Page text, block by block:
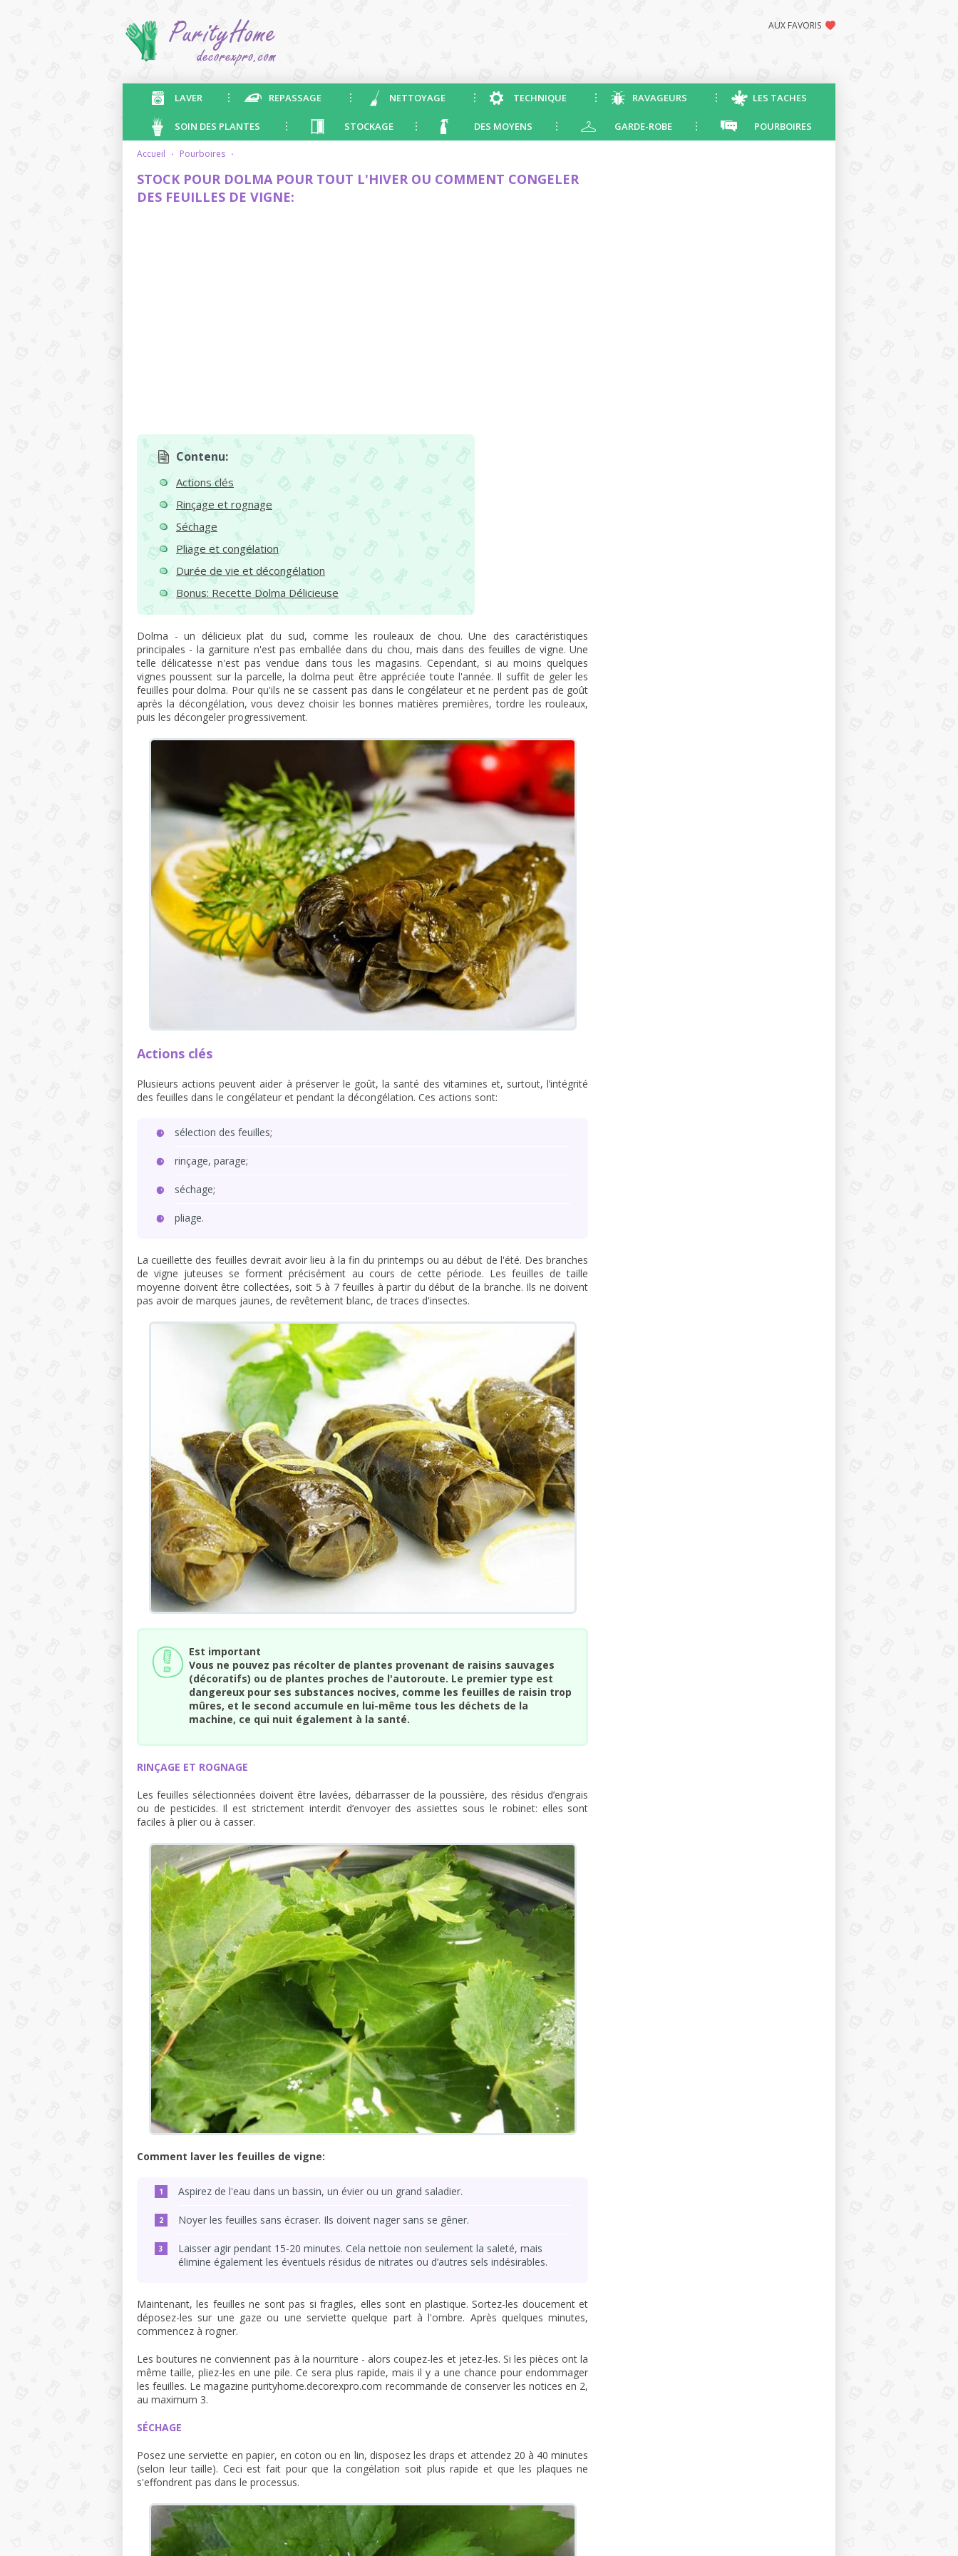
AUX FAVORIS
LAVER REPASSAGE NETTOYAGE TECHNIQUE RAVAGEURS LES TACHES
SOIN DES PLANTES STOCKAGE DES MOYENS GARDE-ROBE POURBOIRES
accueil · pourboires ·
STOCK POUR DOLMA POUR TOUT L'HIVER OU COMMENT CONGELER
DES FEUILLES DE VIGNE:
Contenu:
Actions clés
Rinçage et rognage
Séchage
Pliage et congélation
Durée de vie et décongélation
Bonus: Recette Dolma Délicieuse
Dolma - un délicieux plat du sud, comme les rouleaux de chou. Une des caractéristiques
principales - la garniture n'est pas emballée dans du chou, mais dans des feuilles de vigne. Une
telle délicatesse n'est pas vendue dans tous les magasins. Cependant, si au moins quelques
vignes poussent sur la parcelle, la dolma peut être appréciée toute l'année. Il suffit de geler les
feuilles pour dolma. Pour qu'ils ne se cassent pas dans le congélateur et ne perdent pas de goût
après la décongélation, vous devez choisir les bonnes matières premières, tordre les rouleaux,
puis les décongeler progressivement.
Actions clés
Plusieurs actions peuvent aider à préserver le goût, la santé des vitamines et, surtout, l’intégrité
des feuilles dans le congélateur et pendant la décongélation. Ces actions sont:
sélection des feuilles;
rinçage, parage;
séchage;
pliage.
La cueillette des feuilles devrait avoir lieu à la fin du printemps ou au début de l'été. Des branches
de vigne juteuses se forment précisément au cours de cette période. Les feuilles de taille
moyenne doivent être collectées, soit 5 à 7 feuilles à partir du début de la branche. Ils ne doivent
pas avoir de marques jaunes, de revêtement blanc, de traces d'insectes.
Est important
Vous ne pouvez pas récolter de plantes provenant de raisins sauvages
(décoratifs) ou de plantes proches de l'autoroute. Le premier type est
dangereux pour ses substances nocives, comme les feuilles de raisin trop
mûres, et le second accumule en lui-même tous les déchets de la
machine, ce qui nuit également à la santé.
RINÇAGE ET ROGNAGE
Les feuilles sélectionnées doivent être lavées, débarrasser de la poussière, des résidus d’engrais
ou de pesticides. Il est strictement interdit d’envoyer des assiettes sous le robinet: elles sont
faciles à plier ou à casser.
Comment laver les feuilles de vigne:
Aspirez de l'eau dans un bassin, un évier ou un grand saladier.
Noyer les feuilles sans écraser. Ils doivent nager sans se gêner.
Laisser agir pendant 15-20 minutes. Cela nettoie non seulement la saleté, mais
élimine également les éventuels résidus de nitrates ou d’autres sels indésirables.
Maintenant, les feuilles ne sont pas si fragiles, elles sont en plastique. Sortez-les doucement et
déposez-les sur une gaze ou une serviette quelque part à l'ombre. Après quelques minutes,
commencez à rogner.
Les boutures ne conviennent pas à la nourriture - alors coupez-les et jetez-les. Si les pièces ont la
même taille, pliez-les en une pile. Ce sera plus rapide, mais il y a une chance pour endommager
les feuilles. Le magazine purityhome.decorexpro.com recommande de conserver les notices en 2,
au maximum 3.
SÉCHAGE
Posez une serviette en papier, en coton ou en lin, disposez les draps et attendez 20 à 40 minutes
(selon leur taille). Ceci est fait pour que la congélation soit plus rapide et que les plaques ne
s'effondrent pas dans le processus.